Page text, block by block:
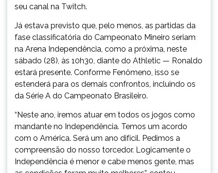
seu canal na Twitch.
Já estava previsto que, pelo menos, as partidas da
fase classificatória do Campeonato Mineiro seriam
na Arena Independência, como a próxima, neste
sábado (28), às 10h30, diante do Athletic — Ronaldo
estará presente. Conforme Fenômeno, isso se
estenderá para os demais confrontos, incluindo os
da Série A do Campeonato Brasileiro.
“Neste ano, iremos atuar em todos os jogos como
mandante no Independência. Temos um acordo
com o América. Será um ano difícil. Pedimos a
compreensão do nosso torcedor. Logicamente o
Independência é menor e cabe menos gente, mas